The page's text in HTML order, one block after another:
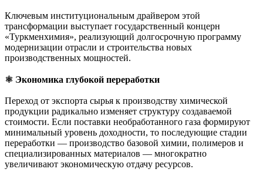
Ключевым институциональным драйвером этой
трансформации выступает государственный концерн
«Туркменхимия», реализующий долгосрочную программу
модернизации отрасли и строительства новых
производственных мощностей.
⚛︎ Экономика глубокой переработки
Переход от экспорта сырья к производству химической
продукции радикально изменяет структуру создаваемой
стоимости. Если поставки необработанного газа формируют
минимальный уровень доходности, то последующие стадии
переработки — производство базовой химии, полимеров и
специализированных материалов — многократно
увеличивают экономическую отдачу ресурсов.